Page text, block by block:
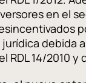
en el
debida
RDL 14/2010 y